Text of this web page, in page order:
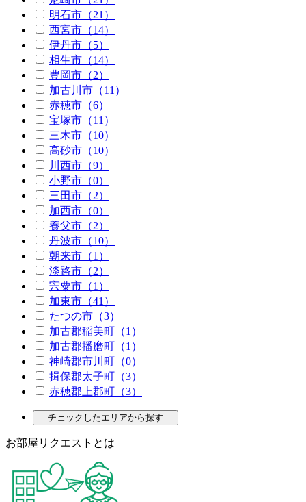
明石市（21）
西宮市（14）
伊丹市（5）
相生市（14）
豊岡市（2）
加古川市（11）
赤穂市（6）
宝塚市（11）
三木市（10）
高砂市（10）
川西市（9）
小野市（0）
三田市（2）
加西市（0）
養父市（2）
丹波市（10）
朝来市（1）
淡路市（2）
宍粟市（1）
加東市（41）
たつの市（3）
加古郡稲美町（1）
加古郡播磨町（1）
神崎郡市川町（0）
揖保郡太子町（3）
赤穂郡上郡町（3）
チェックしたエリアから探す
お部屋リクエストとは